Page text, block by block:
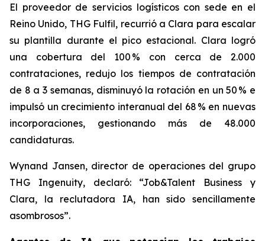
El proveedor de servicios logísticos con sede en el
Reino Unido, THG Fulfil, recurrió a Clara para escalar
su plantilla durante el pico estacional. Clara logró
una cobertura del 100 % con cerca de 2.000
contrataciones, redujo los tiempos de contratación
de 8 a 3 semanas, disminuyó la rotación en un 50 % e
impulsó un crecimiento interanual del 68 % en nuevas
incorporaciones, gestionando más de 48.000
candidaturas.
Wynand Jansen, director de operaciones del grupo
THG Ingenuity, declaró: “Job&Talent Business y
Clara, la reclutadora IA, han sido sencillamente
asombrosos”.